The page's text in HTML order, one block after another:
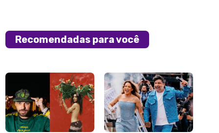
Recomendadas para você